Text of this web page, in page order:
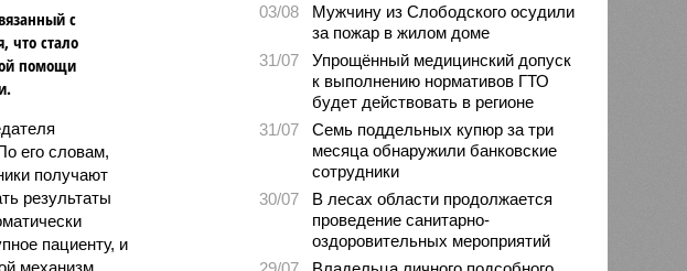
с
что стало
помощи
его словам,
получают
результаты
пациенту, и
механизм
03/08
Мужчину из Слободского осудили
за пожар в жилом доме
31/07
Упрощённый медицинский допуск
к выполнению нормативов ГТО
будет действовать в регионе
31/07
Семь поддельных купюр за три
месяца обнаружили банковские
сотрудники
30/07
В лесах области продолжается
проведение санитарно-
оздоровительных мероприятий